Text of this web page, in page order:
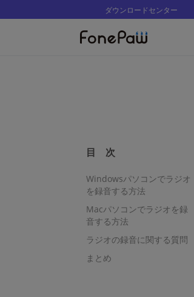
ダウンロードセンター
目 次
Windowsパソコンでラジオ
を録音する方法
Macパソコンでラジオを録
音する方法
ラジオの録音に関する質問
まとめ